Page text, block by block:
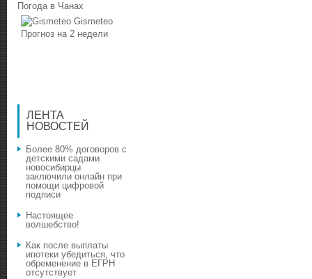
Погода в Чанах
Gismeteo
Прогноз на 2 недели
ЛЕНТА
НОВОСТЕЙ
Более 80% договоров с
детскими садами
новосибирцы
заключили онлайн при
помощи цифровой
подписи
Настоящее
волшебство!
Как после выплаты
ипотеки убедиться, что
обременение в ЕГРН
отсутствует